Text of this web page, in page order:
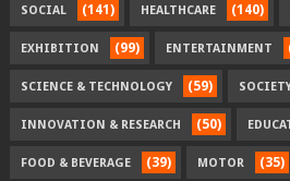
SOCIAL (141) HEALTHCARE (140)
EXHIBITION (99) ENTERTAINMENT
SCIENCE & TECHNOLOGY (59)
INNOVATION & RESEARCH (50)
FOOD & BEVERAGE (39) MOTOR (35)